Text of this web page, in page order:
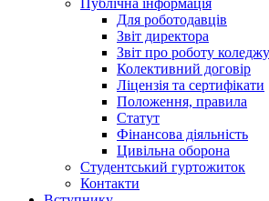
Публічна інформація
Для роботодавців
Звіт директора
Звіт про роботу коледжу
Колективний договір
Ліцензія та сертифікати
Положення, правила
Статут
Фінансова діяльність
Цивільна оборона
Студентський гуртожиток
Контакти